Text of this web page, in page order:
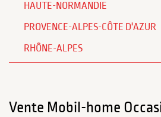
HAUTE-NORMANDIE
PROVENCE-ALPES-CÔTE D'AZUR
RHÔNE-ALPES
Vente Mobil-home